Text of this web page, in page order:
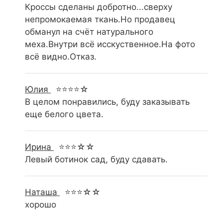
Кроссы сделаны добротно...сверху
непромокаемая ткань.Но продавец
обманул на счёт натурального
меха.Внутри всё исскуственное.На фото
всё видно.Отказ.
Юлия
⭐⭐⭐⭐☆
В целом понравились, буду заказывать
еще белого цвета.
Ирина
⭐⭐⭐☆☆
Левый ботинок сад, буду сдавать.
Наташа
⭐⭐⭐☆☆
хорошо